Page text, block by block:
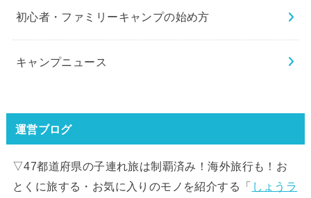
初心者・ファミリーキャンプの始め方
キャンプニュース
運営ブログ
▽47都道府県の子連れ旅は制覇済み！海外旅行も！お
とくに旅する・お気に入りのモノを紹介する「 しょうラ